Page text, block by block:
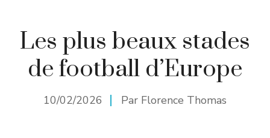
Les plus beaux stades
de football d’Europe
10/02/2026 Par Florence Thomas